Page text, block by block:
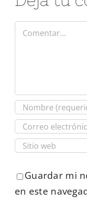
Comentar
Guardar mi
en este